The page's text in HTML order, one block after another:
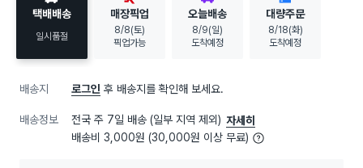
택배배송
일시품절
매장픽업
8/8(토)
픽업가능
오늘배송
8/9(일)
도착예정
대량주문
8/18(화)
도착예정
배송지 로그인 후 배송지를 확인해 보세요.
배송정보 전국 주 7일 배송 (일부 지역 제외) 자세히
배송비 3,000원 (30,000원 이상 무료)